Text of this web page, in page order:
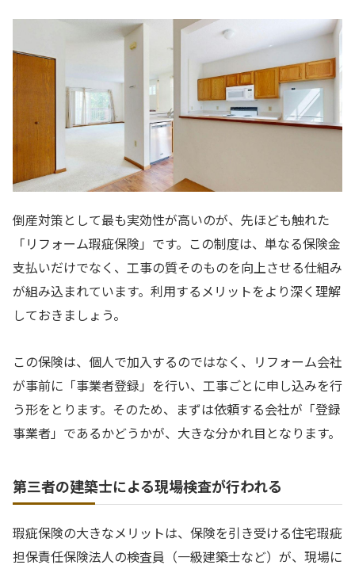
倒産対策として最も実効性が高いのが、先ほども触れた
「リフォーム瑕疵保険」です。この制度は、単なる保険金
支払いだけでなく、工事の質そのものを向上させる仕組み
が組み込まれています。利用するメリットをより深く理解
しておきましょう。
この保険は、個人で加入するのではなく、リフォーム会社
が事前に「事業者登録」を行い、工事ごとに申し込みを行
う形をとります。そのため、まずは依頼する会社が「登録
事業者」であるかどうかが、大きな分かれ目となります。
第三者の建築士による現場検査が行われる
瑕疵保険の大きなメリットは、保険を引き受ける住宅瑕疵
担保責任保険法人の検査員（一級建築士など）が、現場に